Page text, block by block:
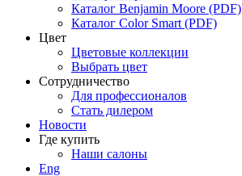
Каталог Benjamin Moore (PDF)
Каталог Color Smart (PDF)
Цвет
Цветовые коллекции
Выбрать цвет
Сотрудничество
Для профессионалов
Стать дилером
Новости
Где купить
Наши салоны
Eng